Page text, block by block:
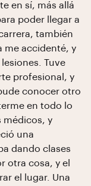
en sí, más allá
poder llegar a
también
me accidenté, y
Tuve
profesional, y
conocer otro
en todo lo
médicos, y
una
dando clases
otra cosa, y el
el lugar. Una